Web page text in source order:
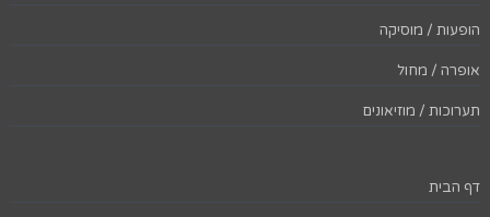
הופעות / מוסיקה
אופרה / מחול
תערוכות / מוזיאונים
דף הבית